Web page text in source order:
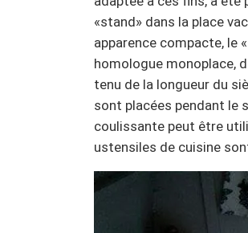
«stand» dans la place
apparence compacte, le
homologue monoplace,
tenu de la longueur du
sont placées pendant le
coulissante peut être
ustensiles de cuisine